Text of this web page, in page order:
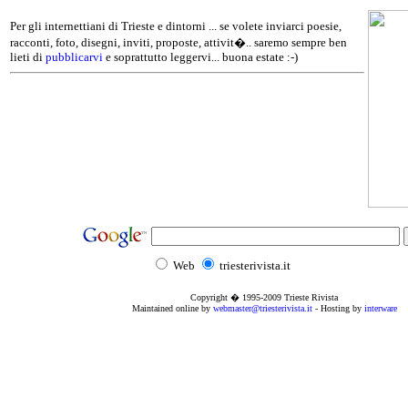
Per gli internettiani di Trieste e dintorni ... se volete inviarci poesie,
racconti, foto, disegni, inviti, proposte, attivit�.. saremo sempre ben
lieti di pubblicarvi e soprattutto leggervi... buona estate :-)
Web triesterivista.it
Copyright � 1995-2009 Trieste Rivista
Maintained online by webmaster@triesterivista.it- Hosting by interware